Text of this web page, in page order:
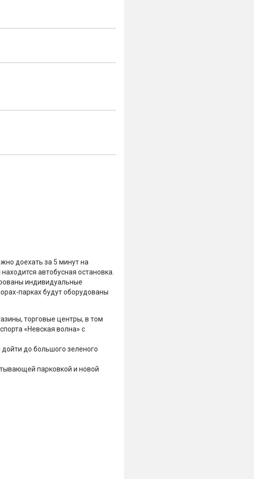
доехать за 5 минут на
автобусная остановка.
индивидуальные
парках будут оборудованы
торговые центры, в том
«Невская волна» с
до большого зеленого
парковкой и новой